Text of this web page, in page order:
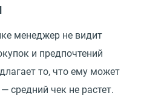
менеджер не видит
и предпочтений
то, что ему может
средний чек не растет.